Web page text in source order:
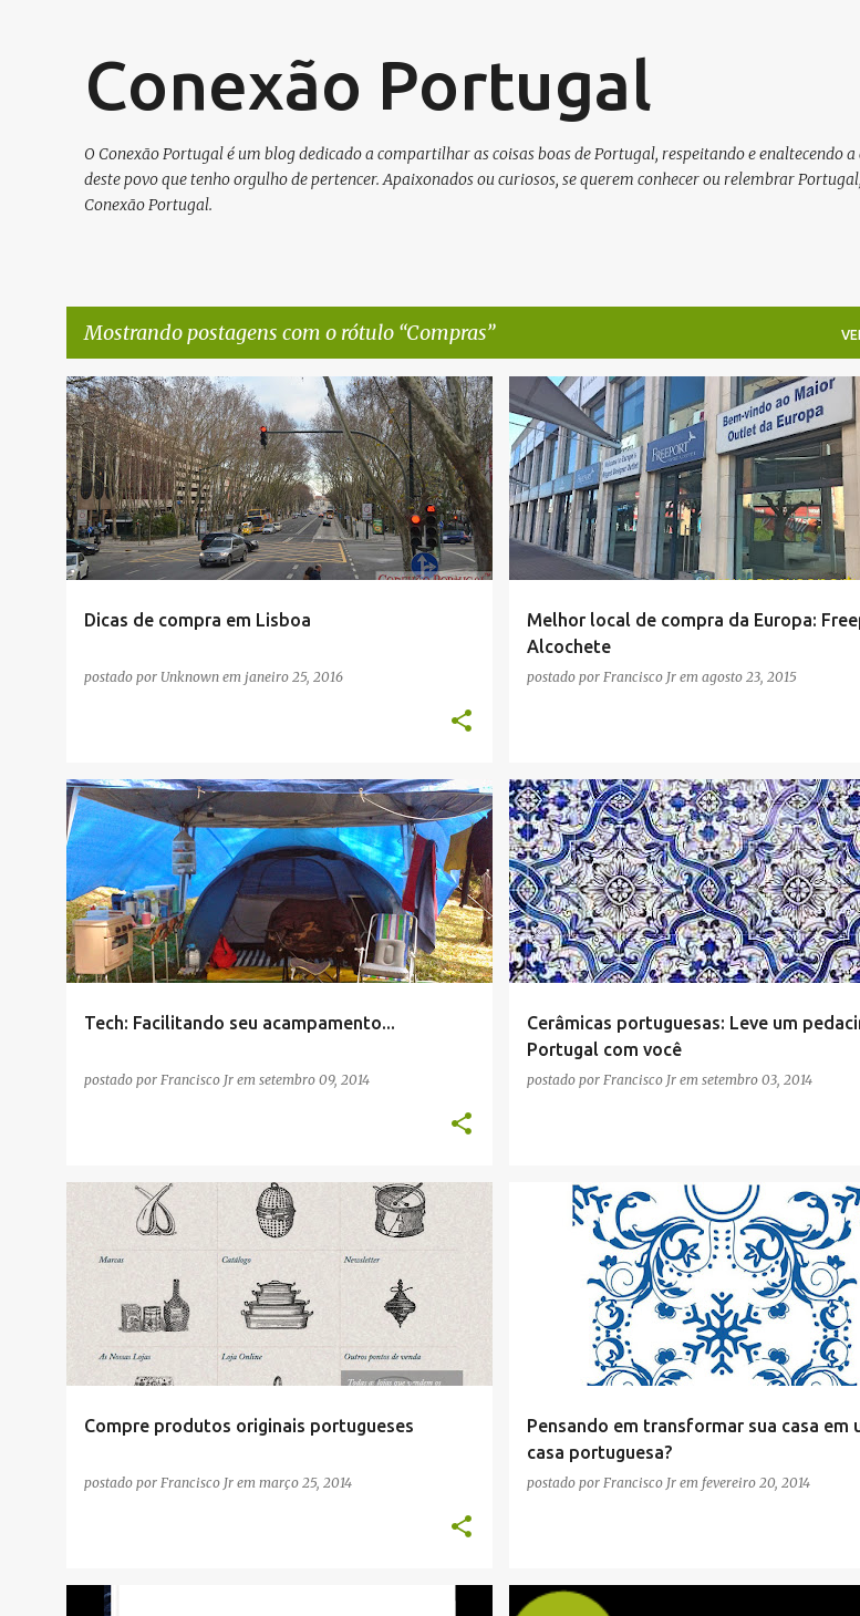
Conexão Portugal
O Conexão Portugal é um blog dedicado a compartilhar as coisas boas de Portugal, respeitando e enaltecendo a
deste povo que tenho orgulho de pertencer. Apaixonados ou curiosos, se querem conhecer ou relembrar
Conexão Portugal.
Mostrando postagens com o rótulo Compras
P
o
s
t
a
g
Dicas de compra em Lisboa
postado por Unknown em janeiro 25, 2016
COMPRAS LISBOA
Melhor local de compra da Europa:
Alcochete
postado por Francisco Jr em agosto 23, 2015
COMPRAS DESTAQUE LISBOA
Tech: Facilitando seu acampamento...
postado por Francisco Jr em setembro 09, 2014
COMPRAS HUMOR
Cerâmicas portuguesas: Leve um
Portugal com você
postado por Francisco Jr em setembro 03, 2014
COMPRAS LISBOA
Compre produtos originais portugueses
postado por Francisco Jr em março 25, 2014
COMPRAS
Pensando em transformar sua casa em
casa portuguesa?
postado por Francisco Jr em fevereiro 20, 2014
COMPRAS